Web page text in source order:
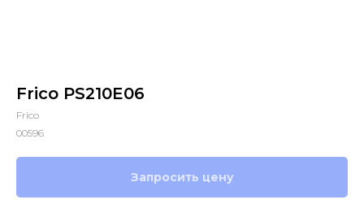
Frico PS210E06
Frico
00596
Запросить цену